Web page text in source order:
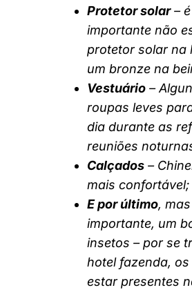
Protetor solar–
importante não
protetor solar na
um bronze na
Vestuário –
roupas leves
dia durante as
reuniões
Calçados –
mais confortável;
E por último,
importante, um
insetos – por se
hotel fazenda,
estar presentes